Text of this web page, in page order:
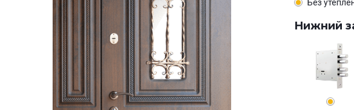
Без
Нижний